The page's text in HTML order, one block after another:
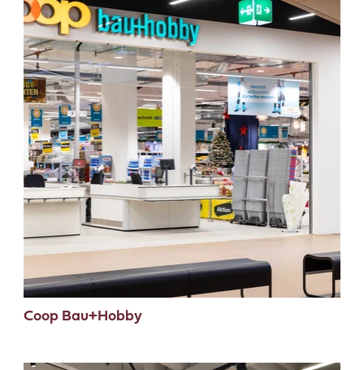
Coop Bau+Hobby